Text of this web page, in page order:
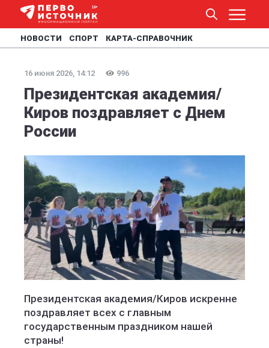
НОВОСТИ СПОРТ КАРТА-СПРАВОЧНИК
16 июня 2026, 14:12 996
Президентская академия/
Киров поздравляет с Днем
России
Президентская академия/Киров искренне
поздравляет всех с главным
государственным праздником нашей
страны!